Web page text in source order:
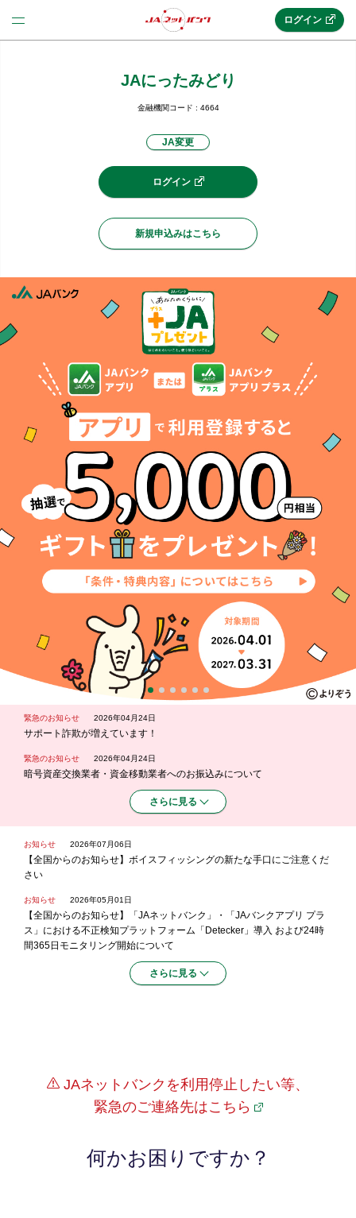
法人のお客様はこちら
新規申込み
JAネットバンクトップ
機能・サービス
セキュリティ
困った時は
ログイン
JAにったみどり
金融機関コード : 4664
JA変更
ログイン
新規申込みはこちら
緊急のお知らせ 2026年04月24日
サポート詐欺が増えています！
緊急のお知らせ 2026年04月24日
暗号資産交換業者・資金移動業者へのお振込みについて
さらに見る
お知らせ 2026年07月06日
【全国からのお知らせ】ボイスフィッシングの新たな手口にご注意くだ
さい
お知らせ 2026年05月01日
【全国からのお知らせ】「JAネットバンク」・「JAバンクアプリ プラ
ス」における不正検知プラットフォーム「Detecker」導入 および24時
間365日モニタリング開始について
さらに見る
JAネットバンクを利用停止したい等、
緊急のご連絡先はこちら
何かお困りですか？